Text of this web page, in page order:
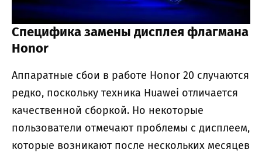
Специфика замены дисплея флагмана
Honor
Аппаратные сбои в работе Honor 20 случаются
редко, поскольку техника Huawei отличается
качественной сборкой. Но некоторые
пользователи отмечают проблемы с дисплеем,
которые возникают после нескольких месяцев